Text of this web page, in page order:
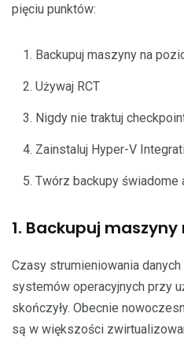
pięciu punktów:
Backupuj maszyny na
Używaj RCT
Nigdy nie traktuj
Zainstaluj Hyper-V
Twórz backupy świadome
1. Backupuj
Czasy strumieniowania danych
systemów operacyjnych przy
skończyły. Obecnie
są w większości